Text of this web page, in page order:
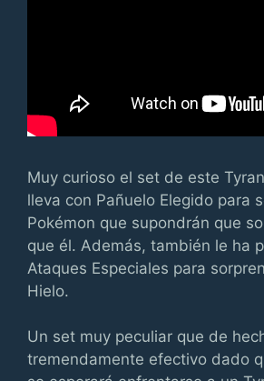
Muy curioso el set de este
lleva con Pañuelo Elegido para
Pokémon que supondrán que
que él. Además, también le ha
Ataques Especiales para
Hielo.
Un set muy peculiar que de
tremendamente efectivo dado